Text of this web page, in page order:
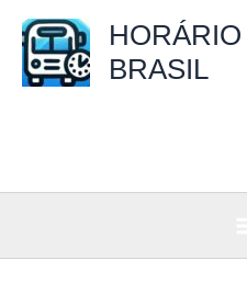
para
BRASIL